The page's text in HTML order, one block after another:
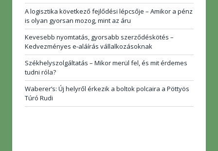
A logisztika következő fejlődési lépcsője – Amikor a pénz
is olyan gyorsan mozog, mint az áru
Kevesebb nyomtatás, gyorsabb szerződéskötés –
Kedvezményes e-aláírás vállalkozásoknak
Székhelyszolgáltatás – Mikor merül fel, és mit érdemes
tudni róla?
Waberer’s: Új helyről érkezik a boltok polcaira a Pöttyös
Túró Rudi